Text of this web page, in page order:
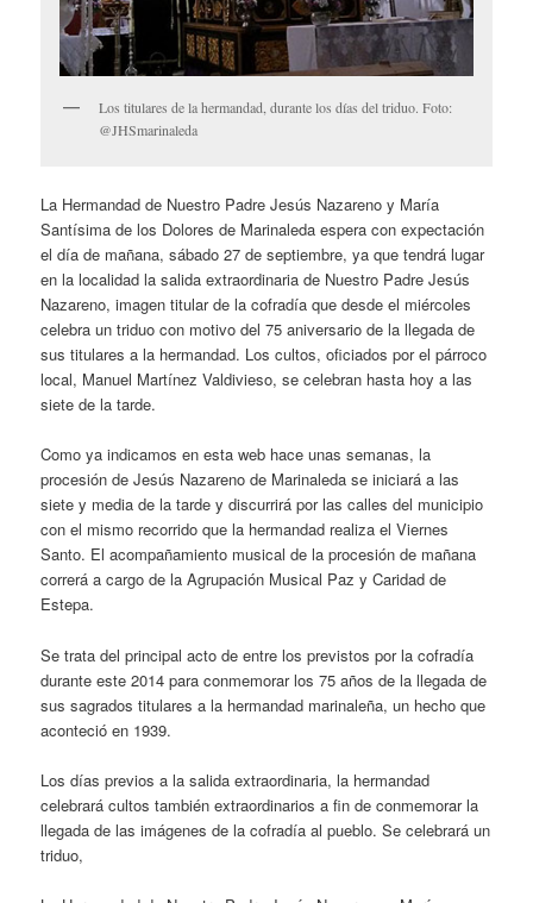
Los titulares de la hermandad, durante los días del triduo. Foto:
@JHSmarinaleda
La Hermandad de Nuestro Padre Jesús Nazareno y María
Santísima de los Dolores de Marinaleda espera con expectación
el día de mañana, sábado 27 de septiembre, ya que tendrá lugar
en la localidad la salida extraordinaria de Nuestro Padre Jesús
Nazareno, imagen titular de la cofradía que desde el miércoles
celebra un triduo con motivo del 75 aniversario de la llegada de
sus titulares a la hermandad. Los cultos, oficiados por el párroco
local, Manuel Martínez Valdivieso, se celebran hasta hoy a las
siete de la tarde.
Como ya indicamos en esta web hace unas semanas, la
procesión de Jesús Nazareno de Marinaleda se iniciará a las
siete y media de la tarde y discurrirá por las calles del municipio
con el mismo recorrido que la hermandad realiza el Viernes
Santo. El acompañamiento musical de la procesión de mañana
correrá a cargo de la Agrupación Musical Paz y Caridad de
Estepa.
Se trata del principal acto de entre los previstos por la cofradía
durante este 2014 para conmemorar los 75 años de la llegada de
sus sagrados titulares a la hermandad marinaleña, un hecho que
aconteció en 1939.
Los días previos a la salida extraordinaria, la hermandad
celebrará cultos también extraordinarios a fin de conmemorar la
llegada de las imágenes de la cofradía al pueblo. Se celebrará un
triduo,